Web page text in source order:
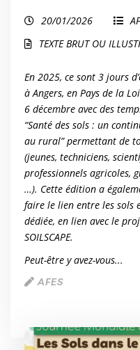
20/01/2026
TEXTE BRUT OU
En 2025, ce sont 3 jours
à Angers, en Pays de la
6 décembre avec des
“Santé des sols : un
au rural” permettant de
(jeunes, techniciens,
professionnels agricoles,
…). Cette édition a
faire le lien entre les sols
dédiée, en lien avec le
SOILSCAPE.
Peut-être y avez-vous...
AFES